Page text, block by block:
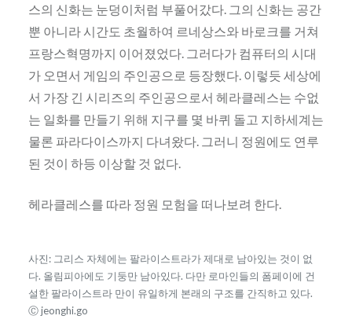
스의 신화는 눈덩이처럼 부풀어갔다. 그의 신화는 공간
뿐 아니라 시간도 초월하여 르네상스와 바로크를 거쳐
프랑스혁명까지 이어졌었다. 그러다가 컴퓨터의 시대
가 오면서 게임의 주인공으로 등장했다. 이렇듯 세상에
서 가장 긴 시리즈의 주인공으로서 헤라클레스는 수없
는 일화를 만들기 위해 지구를 몇 바퀴 돌고 지하세계는
물론 파라다이스까지 다녀왔다. 그러니 정원에도 연루
된 것이 하등 이상할 것 없다.
헤라클레스를 따라 정원 모험을 떠나보려 한다.
사진: 그리스 자체에는 팔라이스트라가 제대로 남아있는 것이 없
다. 올림피아에도 기둥만 남아있다. 다만 로마인들의 폼페이에 건
설한 팔라이스트라 만이 유일하게 본래의 구조를 간직하고 있다.
Ⓒ jeonghi.go